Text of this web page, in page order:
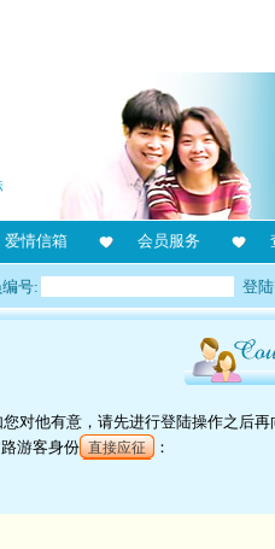
爱情信箱 会员服务
号: 登
对他有意，请先进行登陆操作之后
游客身份 直接应征 ：